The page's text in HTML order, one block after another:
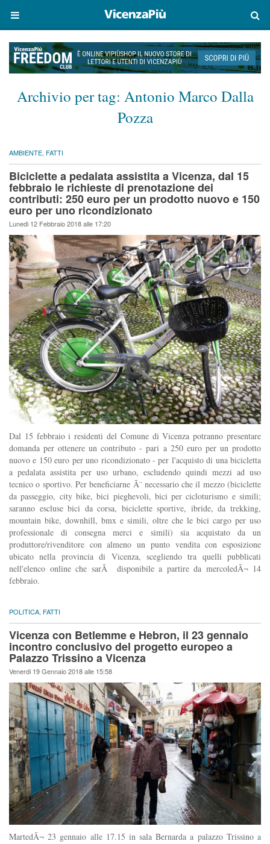
Archivio per tag: Antonio Marco Dalla
Pozza
AMBIENTE, FATTI
Biciclette a pedalata assistita a Vicenza, dal 15
febbraio le richieste di prenotazione dei
contributi: 250 euro per un prodotto nuovo e 150
euro per uno ricondizionato
Lunedi 12 Febbraio 2018 alle 17:20
Dal 15 febbraio i residenti del Comune di Vicenza potranno presentare
domanda per ottenere un contributo - pari a 250 euro per un prodotto
nuovo e 150 euro per uno ricondizionato - per l'acquisto di una bicicletta
a pedalata assistita per uso urbano, escludendo quindi mezzi ad uso
tecnico o sportivo. Per beneficiarne Ã¨ necessario che il mezzo (biciclette
da passeggio, city bike, bici pieghevoli, bici per cicloturismo e simili;
saranno escluse bici da corsa, biciclette sportive, ibride, da trekking,
mountain bike, downhill, bmx e simili, oltre che le bici cargo per uso
professionale di consegna merci e simili) sia acquistato da un
produttore/rivenditore con almeno un punto vendita con esposizione
ubicato nella provincia di Vicenza, scegliendo tra quelli pubblicati
nell'elenco online che sarÃ disponibile a partire da mercoledÃ¬ 14
febbraio.
POLITICA, FATTI
Vicenza con Betlemme e Hebron, il 23 gennaio
incontro conclusivo del progetto europeo a
Palazzo Trissino a Vicenza
Venerdi 19 Gennaio 2018 alle 15:58
MartedÃ¬ 23 gennaio alle 17.15 in sala Bernarda a palazzo Trissino a